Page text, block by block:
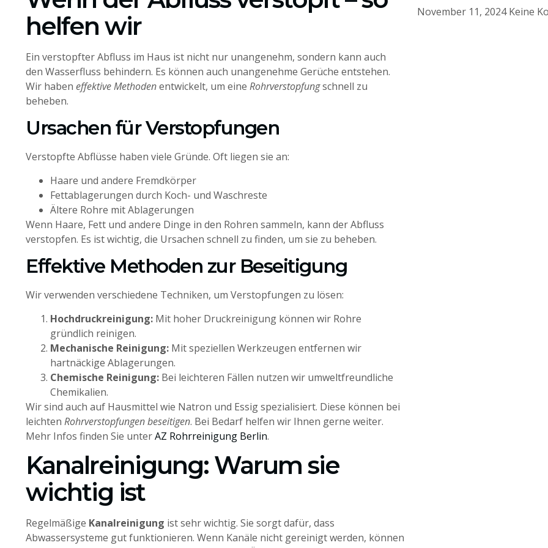
helfen wir
Ein verstopfter Abfluss im Haus ist nicht nur unangenehm, sondern kann auch
den Wasserfluss behindern. Es können auch unangenehme Gerüche entstehen.
Wir haben effektive Methodenentwickelt, um eine Rohrverstopfungschnell zu
beheben.
Ursachen für Verstopfungen
Verstopfte Abflüsse haben viele Gründe. Oft liegen sie an:
Haare und andere Fremdkörper
Fettablagerungen durch Koch- und Waschreste
Ältere Rohre mit Ablagerungen
Wenn Haare, Fett und andere Dinge in den Rohren sammeln, kann der Abfluss
verstopfen. Es ist wichtig, die Ursachen schnell zu finden, um sie zu beheben.
Effektive Methoden zur Beseitigung
Wir verwenden verschiedene Techniken, um Verstopfungen zu lösen:
Hochdruckreinigung: Mit hoher Druckreinigung können wir Rohre
gründlich reinigen.
Mechanische Reinigung: Mit speziellen Werkzeugen entfernen wir
hartnäckige Ablagerungen.
Chemische Reinigung: Bei leichteren Fällen nutzen wir umweltfreundliche
Chemikalien.
Wir sind auch auf Hausmittel wie Natron und Essig spezialisiert. Diese können bei
leichten Rohrverstopfungen beseitigen. Bei Bedarf helfen wir Ihnen gerne weiter.
Mehr Infos finden Sie unterAZ Rohrreinigung Berlin.
Kanalreinigung: Warum sie
wichtig ist
Regelmäßige Kanalreinigung ist sehr wichtig. Sie sorgt dafür, dass
Abwassersysteme gut funktionieren. Wenn Kanäle nicht gereinigt werden, können
November 11, 2024Keine